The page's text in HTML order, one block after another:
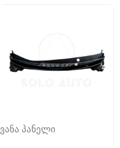
ვანა პანელი